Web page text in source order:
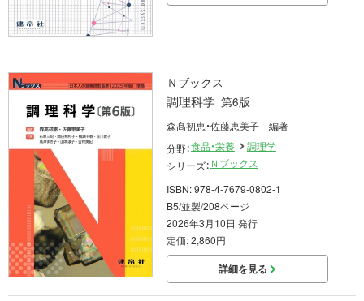
Ｎブックス
調理科学 第6版
森髙初恵・佐藤恵美子 編著
分野：食品・栄養
調理学
シリーズ： Ｎブックス
ISBN: 978-4-7679-0802-1
B5/並製/208ページ
2026年3月10日 発行
定価: 2,860円
詳細を見る